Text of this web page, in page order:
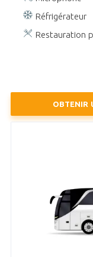
Réfrigérateur
Restauration
OBTENIR